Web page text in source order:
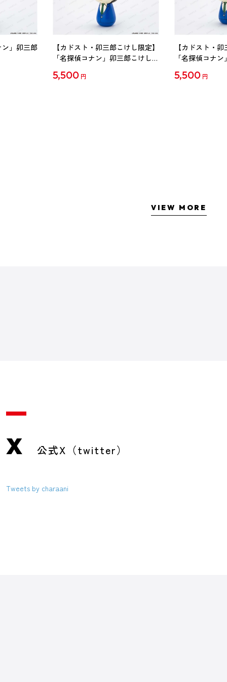
」卯三郎
【カドスト・卯三郎こけし限定】
「名探偵コナン」卯三郎こけし
5,500 円
【カドスト・
「名探偵コナ
5,500 円
VIEW MORE
X 公式X（twitter）
Tweets by charaani